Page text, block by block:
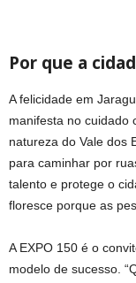
Por que a
A felicidade em
manifesta no cuidado
natureza do Vale dos
para caminhar por
talento e protege o
floresce porque as
A EXPO 150 é o
modelo de sucesso.